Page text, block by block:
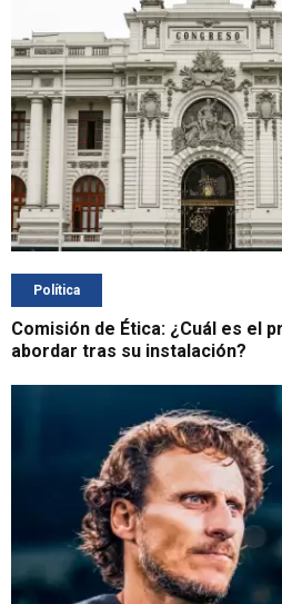
Política
Comisión de Ética: ¿Cuál es el
abordar tras su instalación?